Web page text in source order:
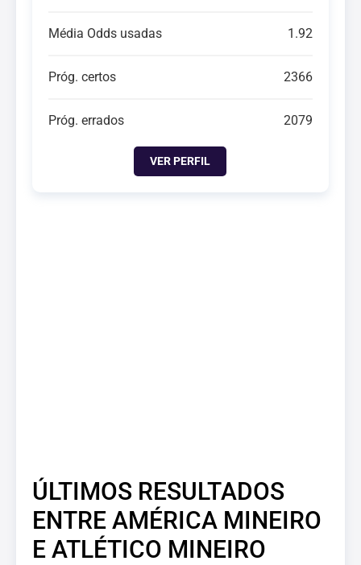
Média Odds usadas 1.92
Próg. certos 2366
Próg. errados 2079
VER PERFIL
ÚLTIMOS RESULTADOS
ENTRE AMÉRICA MINEIRO
E ATLÉTICO MINEIRO